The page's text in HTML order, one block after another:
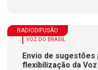
RADIODIFUSÃO
VOZ DO BRASIL
Envio de sugestões
flexibilização da